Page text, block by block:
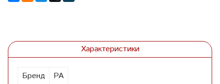
Характеристики
Бренд PA